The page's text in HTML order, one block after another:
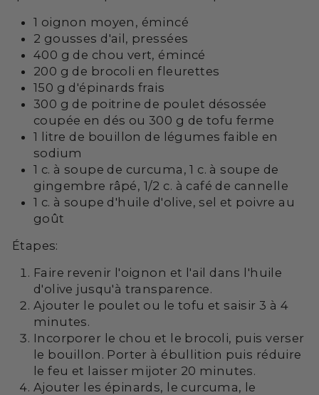
1 oignon moyen, émincé
2 gousses d'ail, pressées
400 g de chou vert, émincé
200 g de brocoli en fleurettes
150 g d'épinards frais
300 g de poitrine de poulet désossée
coupée en dés ou 300 g de tofu ferme
1 litre de bouillon de légumes faible en
sodium
1 c. à soupe de curcuma, 1 c. à soupe de
gingembre râpé, 1/2 c. à café de cannelle
1 c. à soupe d'huile d'olive, sel et poivre au
goût
Étapes:
Faire revenir l'oignon et l'ail dans l'huile
d'olive jusqu'à transparence.
Ajouter le poulet ou le tofu et saisir 3 à 4
minutes.
Incorporer le chou et le brocoli, puis verser
le bouillon. Porter à ébullition puis réduire
le feu et laisser mijoter 20 minutes.
Ajouter les épinards, le curcuma, le